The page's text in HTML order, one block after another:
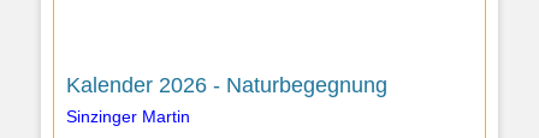
Kalender 2026 - Naturbegegnung
Sinzinger Martin